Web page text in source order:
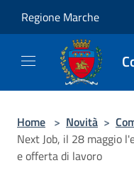
Regione Marche
Home > Novità >
Next Job, il 28 maggio
e offerta di lavoro